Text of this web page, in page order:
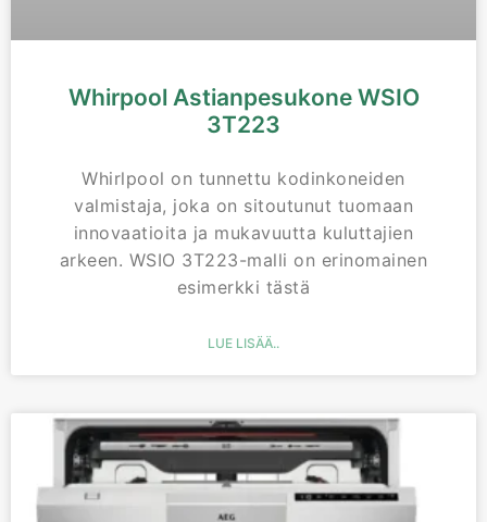
Whirpool Astianpesukone WSIO
3T223
Whirlpool on tunnettu kodinkoneiden
valmistaja, joka on sitoutunut tuomaan
innovaatioita ja mukavuutta kuluttajien
arkeen. WSIO 3T223-malli on erinomainen
esimerkki tästä
LUE LISÄÄ..